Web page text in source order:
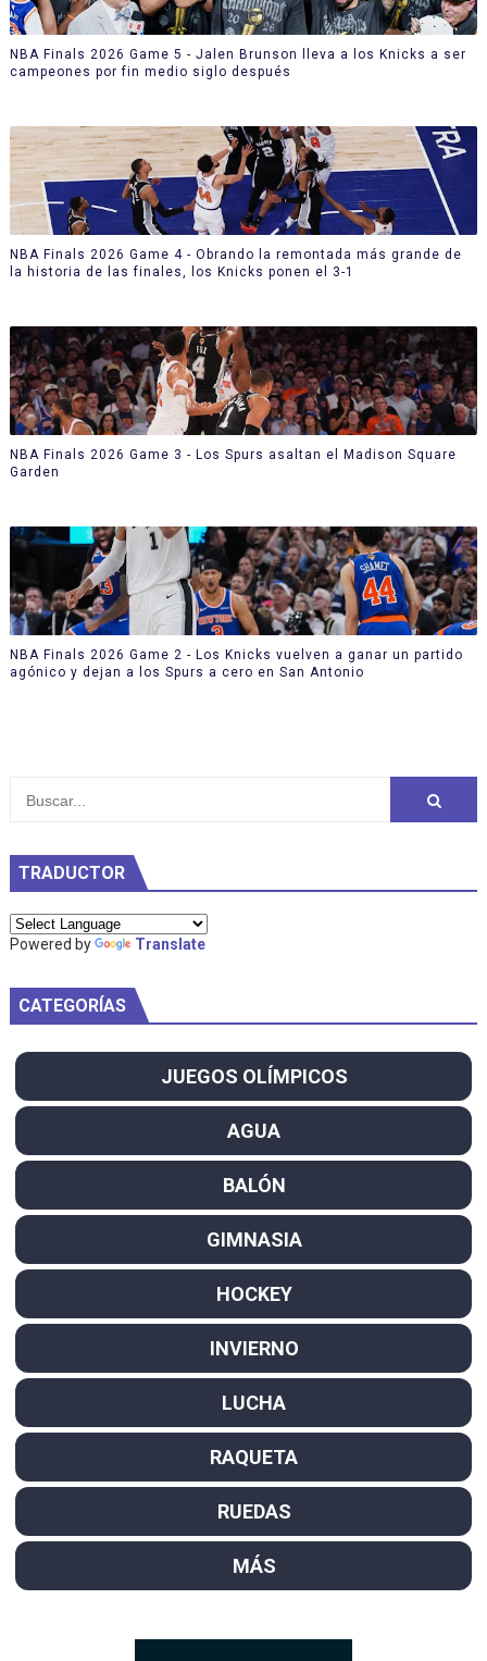
NBA Finals 2026 Game 5 - Jalen Brunson lleva a los Knicks a ser
campeones por fin medio siglo después
NBA Finals 2026 Game 4 - Obrando la remontada más grande de
la historia de las finales, los Knicks ponen el 3-1
NBA Finals 2026 Game 3 - Los Spurs asaltan el Madison Square
Garden
NBA Finals 2026 Game 2 - Los Knicks vuelven a ganar un partido
agónico y dejan a los Spurs a cero en San Antonio
TRADUCTOR
Powered by Translate
CATEGORÍAS
JUEGOS OLÍMPICOS
AGUA
BALÓN
GIMNASIA
HOCKEY
INVIERNO
LUCHA
RAQUETA
RUEDAS
MÁS